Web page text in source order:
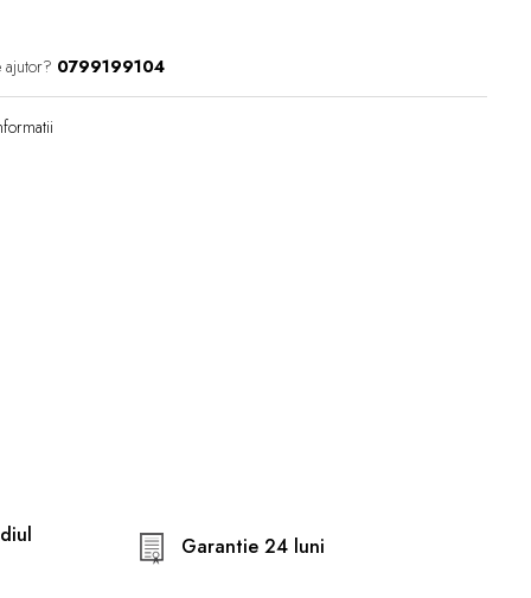
ajutor? 0799199104
Garantie 24 luni